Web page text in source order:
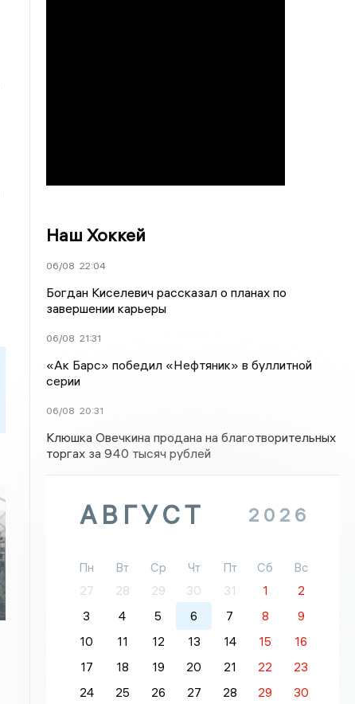
Наш Хоккей
06/08 22:04
Богдан Киселевич рассказал о планах по
завершении карьеры
06/08 21:31
«Ак Барс» победил «Нефтяник» в буллитной
серии
06/08 20:31
Клюшка Овечкина продана на благотворительных
торгах за 940 тысяч рублей
АВГУСТ 2026
Пн Вт Ср Чт Пт Сб
Вс
27
28 29 30 31 1
2
3
4 5 6 7 8
9
10
11 12 13 14 15
16
17
18 19 20 21 22
23
24
25 26 27 28 29
30